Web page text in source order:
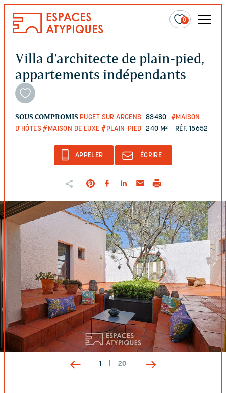
0
Villa d’architecte de plain-pied,
appartements indépendants
SOUS COMPROMIS PUGET SUR ARGENS 83480 #MAISON
D'HÔTES #MAISON DE LUXE #PLAIN-PIED 240 M² RÉF. 15652
APPELER ÉCRIRE
1 20